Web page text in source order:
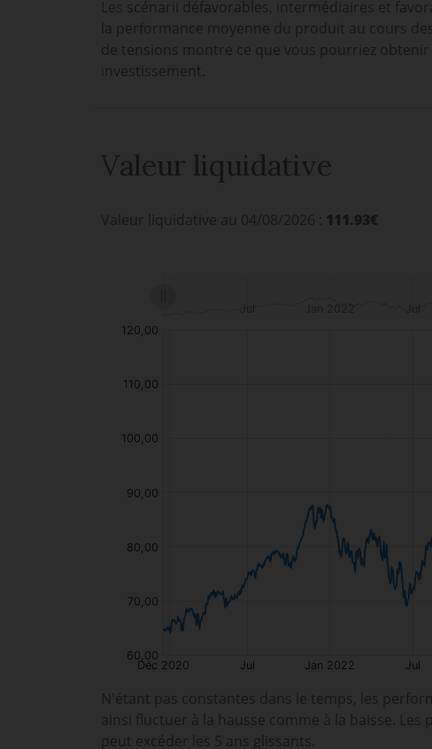
Les scénarii défavorables, intermédiaires et
la performance moyenne du produit au cours
de tensions montre ce que vous pourriez
investissement.
Valeur liquidative
Valeur liquidative au 04/08/2026 : 111.93€
N'étant pas constantes dans le temps, les
ainsi fluctuer à la hausse comme à la baisse.
peut excéder les 5 ans glissants.